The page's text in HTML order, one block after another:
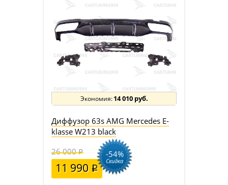
14 010 руб.
Диффузор 63s AMG Mercedes E-
klasse W213 black
26 000
11 990
-54%
Скидка